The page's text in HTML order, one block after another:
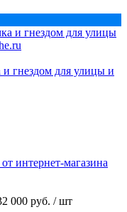
и гнездом для улицы и
000 руб. / шт